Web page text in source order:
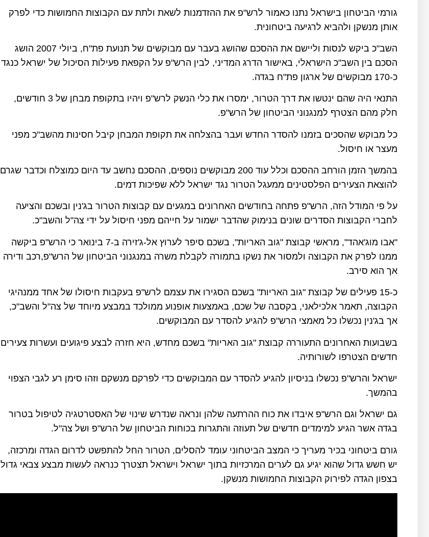
גורמי הביטחון בישראל נתנו כאמור לרש"פ את ההזדמנות לשאת ולתת עם הקבוצות החמושות כדי לפרק
אותן מנשקן ולהביא לרגיעה ביטחונית.
השב"כ ביקש לנסות וליישם את ההסכם שהושג בעבר עם מבוקשים של תנועת פת"ח, ביולי 2007 הושג
הסכם בין השב"כ הישראלי, באישור הדרג המדיני, לבין הרש"פ על הקפאת פעילות הסיכול של ישראל כנגד
כ-170 מבוקשים של ארגון פת"ח בגדה.
התנאי היה שהם ינטשו את דרך הטרור, ימסרו את כלי הנשק לרש"פ ויהיו בתקופת מבחן של 3 חודשים,
חלק מהם הצטרף למנגנוני הביטחון של הרש"פ.
כל מבוקש שהסכים בזמנו להסדר החדש ועבר בהצלחה את תקופת המבחן קיבל חסינות מהשב"כ מפני
מעצר או חיסול.
בהמשך הזמן הורחב ההסכם וכלל עוד 200 מבוקשים נוספים, ההסכם נחשב עד היום כמוצלח וכדבר שגרם
להוצאת הצעירים הפלסטינים ממעגל הטרור נגד ישראל ללא שפיכות דמים.
על פי המודל הזה, הרש"פ פתחה בחודשים האחרונים במגעים עם קבוצות הטרור בג'נין ובשכם והציעה
לחברי הקבוצות הסדרים שונים בנימוק שהדבר ישמור על חייהם מפני חיסול על ידי צה"ל והשב"כ.
"אבו מוג'אהד", מראשי קבוצת "גוב האריות", בשכם סיפר לערוץ אל-ג'זירה ב-7 בינואר כי הרש"פ ביקשה
ממנו לפרק את הקבוצה ולמסור את נשקו בתמורה לקבלת משרה במנגנוני הביטחון של הרש"פ,רכב ודירה
אך הוא סירב.
כ-15 פעילים של קבוצת "גוב האריות" בשכם הסגירו את עצמם לרש"פ בעקבות חיסולו של אחד ממנהיגי
הקבוצה, תאמר אלכילאני, בקסבה של שכם, באמצעות אופנוע ממולכד במבצע מיוחד של צה"ל והשב"כ,
אך בג'נין נכשלו כל מאמצי הרש"פ להגיע להסדר עם המבוקשים.
בשבועות האחרונים התעוררה קבוצת "גוב האריות" בשכם מחדש, היא חזרה לבצע פיגועים ועשרות צעירים
חדשים הצטרפו לשורותיה.
ישראל והרש"פ נכשלו בניסיון להגיע להסדר עם המבוקשים כדי לפרקם מנשקם וזהו סימן רע לגבי הצפוי
בהמשך.
גם ישראל וגם הרש"פ איבדו את כוח ההרתעה שלהן ונראה שנדרש שינוי של האסטרטגיה לטיפול בטרור
בגדה אשר הגיע למימדים חדשים של תעוזה והתגרות בכוחות הביטחון של הרש"פ ושל צה"ל.
גורם ביטחוני בכיר מעריך כי המצב הביטחוני עומד להסלים, הטרור החל להתפשט לדרום הגדה ומרכזה,
יש חשש גדול שהוא יגיע גם לערים המרכזיות בתוך ישראל וישראל תצטרך כנראה לעשות מבצע צבאי גדול
בצפון הגדה לפירוק הקבוצות החמושות מנשקן.